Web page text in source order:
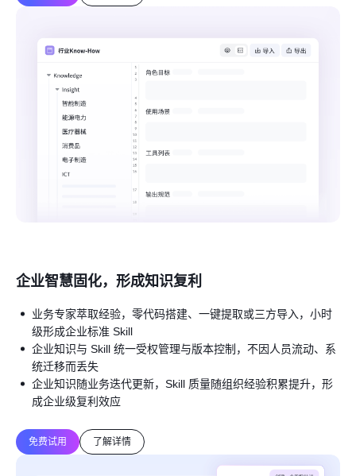
企业智慧固化，形成知识复利
业务专家萃取经验，零代码搭建、一键提取或三方导入，小时
级形成企业标准 Skill
企业知识与 Skill 统一受权管理与版本控制，不因人员流动、系
统迁移而丢失
企业知识随业务迭代更新，Skill 质量随组织经验积累提升，形
成企业级复利效应
免费试用 了解详情